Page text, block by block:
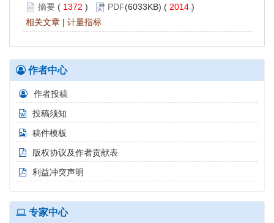
摘要 ( 1372 ) PDF(6033KB) ( 2014 )
相关文章 | 计量指标
作者中心
作者投稿
投稿须知
稿件模板
版权协议及作者贡献表
利益冲突声明
专家中心